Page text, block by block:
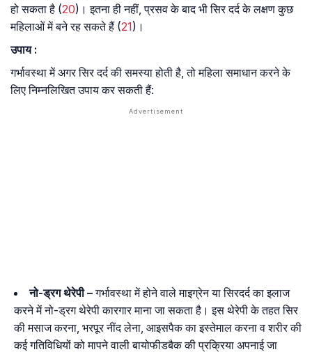
हो सकता है (20)। इतना ही नहीं, प्रसव के बाद भी सिर दर्द के लक्षण कुछ
महिलाओं में बने रह सकते हैं (21)।
उपाय :
गर्भावस्था में अगर सिर दर्द की समस्या होती है, तो महिला समाधान करने के
लिए निम्नलिखित उपाय कर सकती हैं:
नो-ड्रग थेरेपी –गर्भावस्था में होने वाले माइग्रेन या सिरदर्द का इलाज
करने में नो-ड्रग थेरेपी कारगार माना जा सकता है। इस थेरेपी के तहत सिर
की मसाज करना, भरपूर नींद लेना, आइसपैक का इस्तेमाल करना व शरीर की
कई गतिविधियों को मापने वाली बायोफीडबैक की प्रक्रिया अपनाई जा